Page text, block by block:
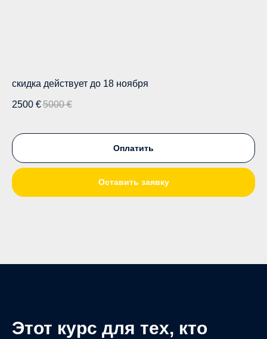
скидка действует до 18 ноября
2500 €5000 €
Оплатить
Оставить заявку
Этот курс для тех, кто